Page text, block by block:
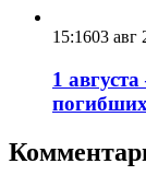
15:1603 авг
1